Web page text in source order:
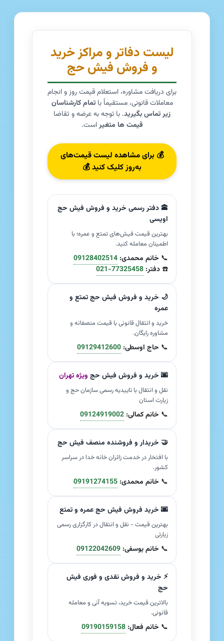
لیست دفاتر و مراکز خرید
و فروش فیش حج
برای دریافت مشاوره، استعلام قیمت روز و انجام
معاملات قانونی، مستقیماً باتمام کارشناسان
زیر تماس بگیرید. با توجه به عرضه و تقاضا
قیمت ها متغیراست.
💰 برای مشاهده لیست قیمت‌های
به‌روز کلیک کنید 💰
🕋 دفتر رسمی خرید و فروش فیش حج
اویسی
بهترین قیمت فیش‌های تمتع و عمره؛ با
اطمینان معامله کنید.
📞 خانم محمدی: 09128402514
☎️ دفتر: 021-77325458
🌙 خرید و فروش فیش حج تمتع و
عمره
خرید و انتقال قانونی با قیمت منصفانه و
مشاوره رایگان.
📞 حاج اوسطی: 09129412600
🌆 خرید و فروش فیش حج ویژه تهران
نقل و انتقال با تاییدیه رسمی سازمان حج و
زیارت استان
📞 خانم کمالی: 09124919002
🤝 خریدار و فروشنده منصف فیش حج
با افتخار در خدمت زائران خانه خدا در سراسر
کشور.
📞 خانم محمدی: 09191274155
🌆 خرید فروش فیش حج عمره و تمتع
بهترین قیمت - نقل و انتقال در کارگزاری رسمی
زیارتی
📞 خانم یوسفی: 09122042609
⚡ خرید و فروش نقدی و فوری فیش
حج
بالاترین قیمت خرید، تسویه آنی و معامله
قانونی.
📞 خانم فعال: 09190159158